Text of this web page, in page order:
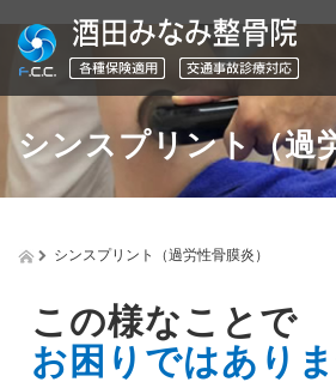
シンスプリント（過
シンスプリント（過労性骨膜炎）
この様なことで
お困りではあり